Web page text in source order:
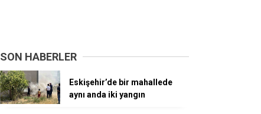
SON HABERLER
Eskişehir’de bir mahallede
aynı anda iki yangın